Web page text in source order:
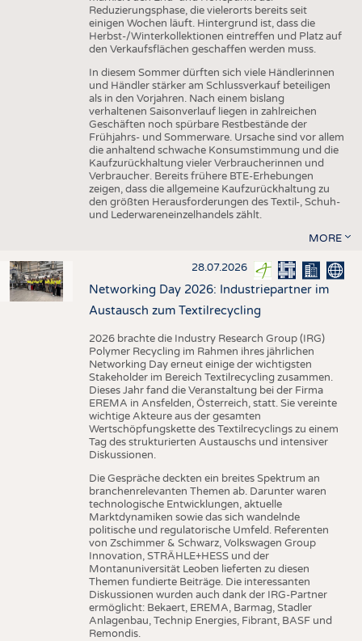
Reduzierungsphase, die vielerorts bereits seit
einigen Wochen läuft. Hintergrund ist, dass die
Herbst-/Winterkollektionen eintreffen und Platz auf
den Verkaufsflächen geschaffen werden muss.
In diesem Sommer dürften sich viele Händlerinnen
und Händler stärker am Schlussverkauf beteiligen
als in den Vorjahren. Nach einem bislang
verhaltenen Saisonverlauf liegen in zahlreichen
Geschäften noch spürbare Restbestände der
Frühjahrs- und Sommerware. Ursache sind vor allem
die anhaltend schwache Konsumstimmung und die
Kaufzurückhaltung vieler Verbraucherinnen und
Verbraucher. Bereits frühere BTE-Erhebungen
zeigen, dass die allgemeine Kaufzurückhaltung zu
den größten Herausforderungen des Textil-, Schuh-
und Lederwareneinzelhandels zählt.
MORE
28.07.2026
Networking Day 2026: Industriepartner im
Austausch zum Textilrecycling
2026 brachte die Industry Research Group (IRG)
Polymer Recycling im Rahmen ihres jährlichen
Networking Day erneut einige der wichtigsten
Stakeholder im Bereich Textilrecycling zusammen.
Dieses Jahr fand die Veranstaltung bei der Firma
EREMA in Ansfelden, Österreich, statt. Sie vereinte
wichtige Akteure aus der gesamten
Wertschöpfungskette des Textilrecyclings zu einem
Tag des strukturierten Austauschs und intensiver
Diskussionen.
Die Gespräche deckten ein breites Spektrum an
branchenrelevanten Themen ab. Darunter waren
technologische Entwicklungen, aktuelle
Marktdynamiken sowie das sich wandelnde
politische und regulatorische Umfeld. Referenten
von Zschimmer & Schwarz, Volkswagen Group
Innovation, STRÄHLE+HESS und der
Montanuniversität Leoben lieferten zu diesen
Themen fundierte Beiträge. Die interessanten
Diskussionen wurden auch dank der IRG-Partner
ermöglicht: Bekaert, EREMA, Barmag, Stadler
Anlagenbau, Technip Energies, Fibrant, BASF und
Remondis.